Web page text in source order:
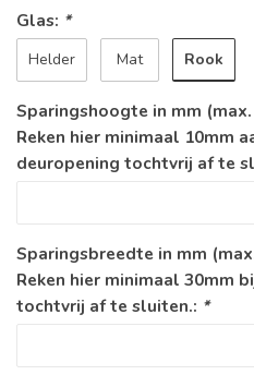
Glas: *
Helder Mat Rook
Sparingshoogte in mm
Reken hier minimaal 10mm
deuropening tochtvrij af te
Sparingsbreedte in mm
Reken hier minimaal 30mm
tochtvrij af te sluiten.: *